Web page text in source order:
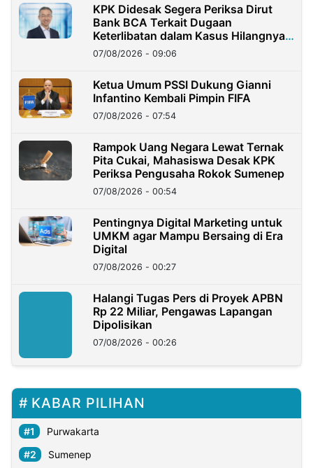
KPK Didesak Segera Periksa Dirut
Bank BCA Terkait Dugaan
Keterlibatan dalam Kasus Hilangnya
Dana Nasabah Rp2,58 Miliar
07/08/2026 - 09:06
Ketua Umum PSSI Dukung Gianni
Infantino Kembali Pimpin FIFA
07/08/2026 - 07:54
Rampok Uang Negara Lewat Ternak
Pita Cukai, Mahasiswa Desak KPK
Periksa Pengusaha Rokok Sumenep
07/08/2026 - 00:54
Pentingnya Digital Marketing untuk
UMKM agar Mampu Bersaing di Era
Digital
07/08/2026 - 00:27
Halangi Tugas Pers di Proyek APBN
Rp 22 Miliar, Pengawas Lapangan
Dipolisikan
07/08/2026 - 00:26
KABAR PILIHAN
Purwakarta
Sumenep